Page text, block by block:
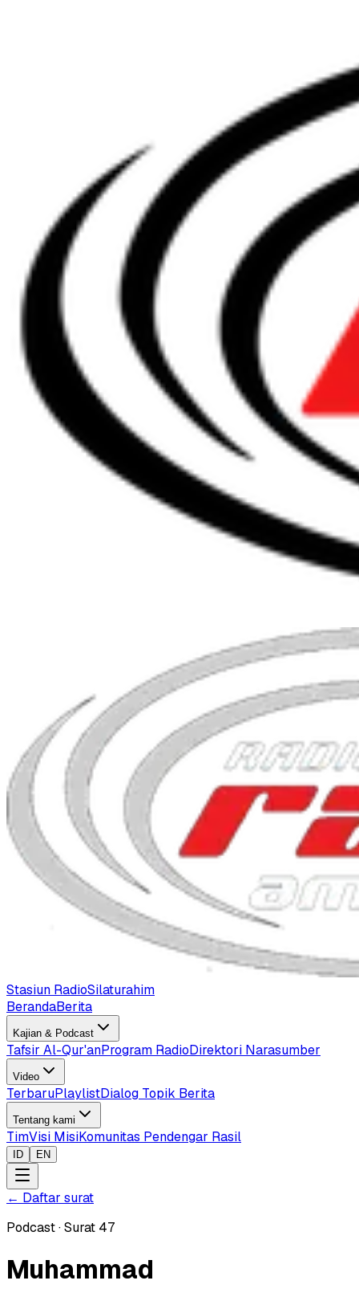
Stasiun RadioSilaturahim
BerandaBerita
Kajian & Podcast
Tafsir Al-Qur'anProgram RadioDirektori Narasumber
Video
TerbaruPlaylistDialog Topik Berita
Tentang kami
TimVisi MisiKomunitas Pendengar Rasil
ID EN
← Daftar surat
Podcast·Surat 47
Muhammad